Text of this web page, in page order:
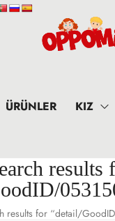
ÜRÜNLER KIZ
results
results for “detail/